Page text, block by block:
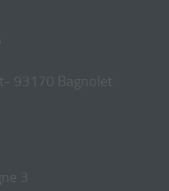
93170 Bagnolet
3